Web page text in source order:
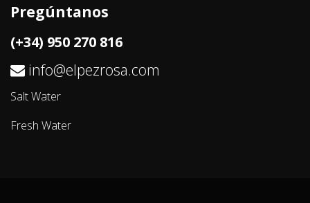
Pregúntanos
(+34) 950 270 816
info@elpezrosa.com
Salt Water
Fresh Water